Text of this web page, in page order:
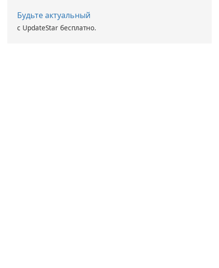
Будьте актуальный
с UpdateStar бесплатно.